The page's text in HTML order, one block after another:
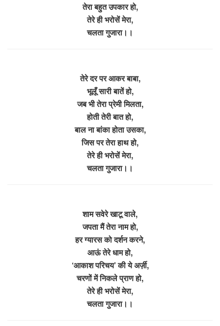
तेरा बहुत उपकार हो,
तेरे ही भरोसें मेरा,
चलता गुजारा।।
तेरे दर पर आकर बाबा,
भूलूँ सारी बातें हो,
जब भी तेरा प्रेमी मिलता,
होती तेरी बात हो,
बाल ना बांका होता उसका,
जिस पर तेरा हाथ हो,
तेरे ही भरोसें मेरा,
चलता गुजारा।।
शाम सवेरे खाटू वाले,
जपता मैं तेरा नाम हो,
हर ग्यारस को दर्शन करने,
आऊं तेरे धाम हो,
‘आकाश परिचय’ की ये अर्ज़ी,
चरणों में निकले प्राण हो,
तेरे ही भरोसें मेरा,
चलता गुजारा।।